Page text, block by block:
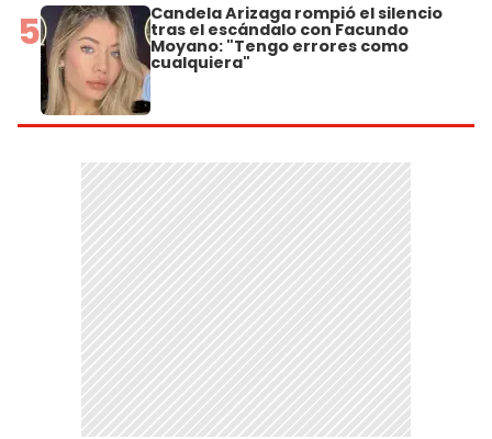
5 Candela Arizaga rompió el silencio
tras el escándalo con Facundo
Moyano: "Tengo errores como
cualquiera"